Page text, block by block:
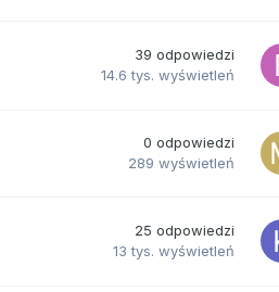
39 odpowiedzi
14.6 tys. wyświetleń
0 odpowiedzi
289 wyświetleń
25 odpowiedzi
13 tys. wyświetleń